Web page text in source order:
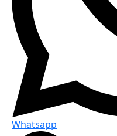
Whatsapp